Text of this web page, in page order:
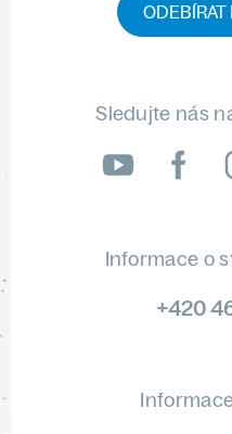
Sledujte nás
Informace o
+420